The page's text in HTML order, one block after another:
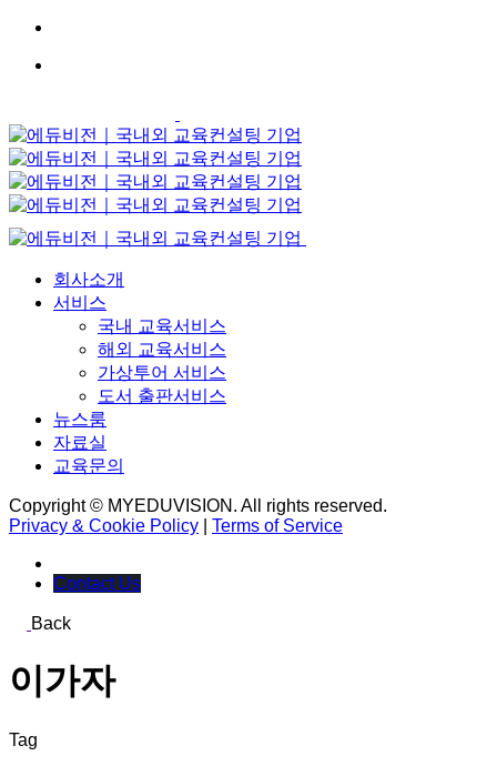
to
content
회사소개
서비스
국내 교육서비스
해외 교육서비스
가상투어 서비스
도서 출판서비스
뉴스룸
자료실
교육문의
Copyright © MYEDUVISION. All rights reserved.
Privacy & Cookie Policy
Terms of Service
Contact Us
Back
이가자
Tag